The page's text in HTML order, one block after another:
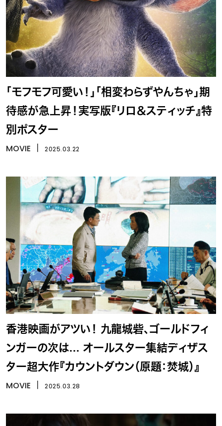
「モフモフ可愛い！」「相変わらずやんちゃ」期
待感が急上昇！実写版『リロ＆スティッチ』特
別ポスター
MOVIE 2025.03.22
香港映画がアツい！ 九龍城砦、ゴールドフィ
ンガーの次は… オールスター集結ディザス
ター超大作『カウントダウン（原題：焚城）』
MOVIE 2025.03.28